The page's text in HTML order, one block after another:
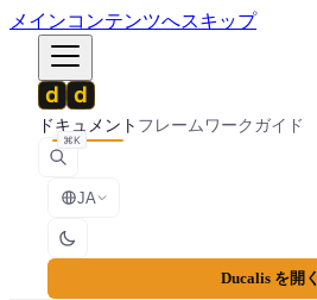
メインコンテンツへスキップ
ドキュメント フレームワークガイド
⌘K
JA
Ducalis を開く